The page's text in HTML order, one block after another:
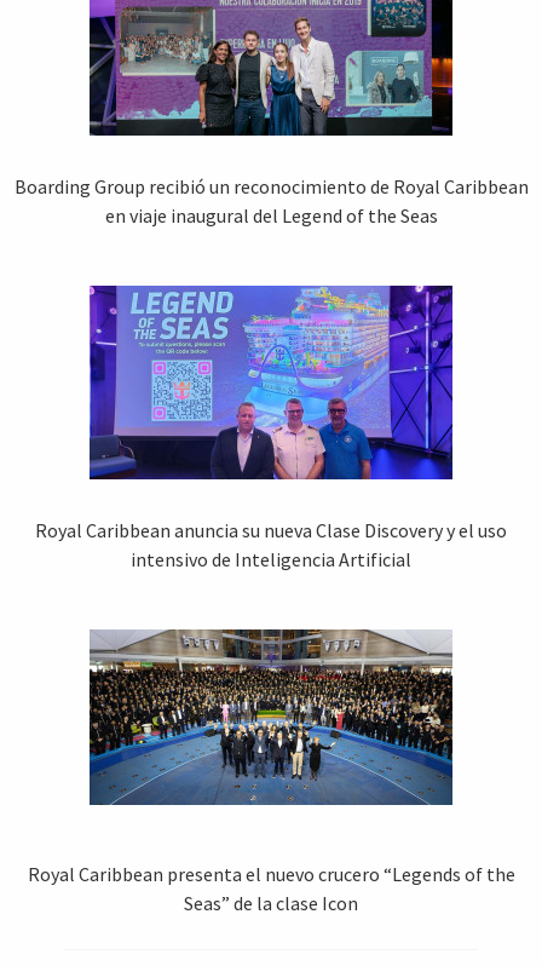
Boarding Group recibió un reconocimiento de Royal Caribbean
en viaje inaugural del Legend of the Seas
Royal Caribbean anuncia su nueva Clase Discovery y el uso
intensivo de Inteligencia Artificial
Royal Caribbean presenta el nuevo crucero “Legends of the
Seas” de la clase Icon